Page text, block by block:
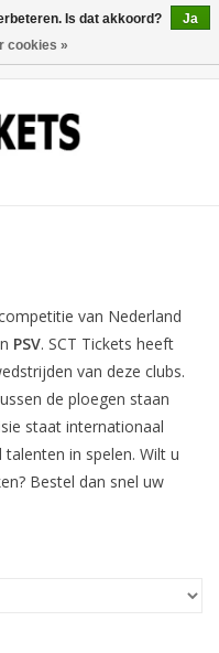
van Nederland
PSV. SCT Tickets heeft
van deze clubs.
de ploegen staan
staat internationaal
in spelen. Wilt u
Bestel dan snel uw
Is dat akkoord?
Ja
cookies »